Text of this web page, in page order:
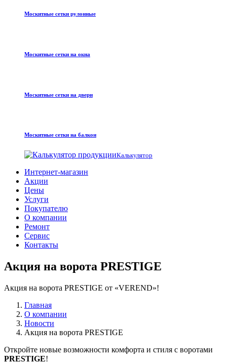
Москитные сетки рулонные
Москитные сетки на окна
Москитные сетки на двери
Москитные сетки на балкон
Калькулятор
Интернет-магазин
Акции
Цены
Услуги
Покупателю
О компании
Ремонт
Сервис
Контакты
Акция на ворота PRESTIGE
Акция на ворота PRESTIGE от «VEREND»!
Главная
О компании
Новости
Акция на ворота PRESTIGE
Откройте новые возможности комфорта и стиля с воротами
PRESTIGE!